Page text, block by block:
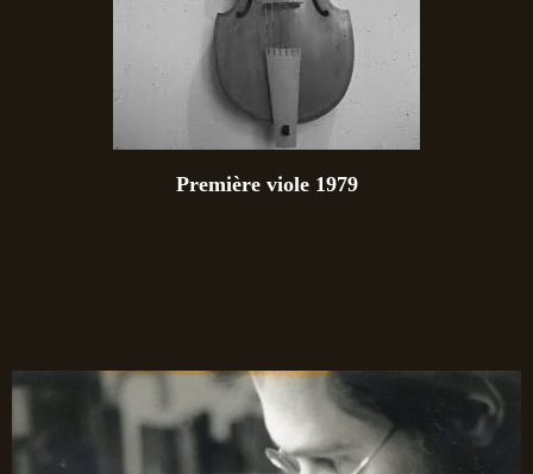
Première viole 1979